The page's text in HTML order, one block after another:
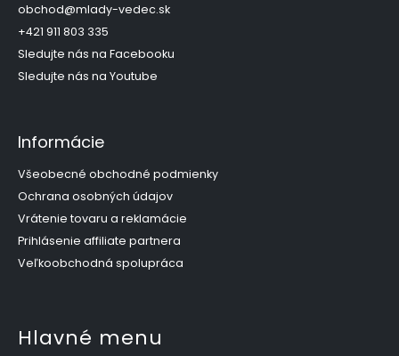
obchod@mlady-vedec.sk
+421 911 803 335
Sledujte nás na Facebooku
Sledujte nás na Youtube
Informácie
Všeobecné obchodné podmienky
Ochrana osobných údajov
Vrátenie tovaru a reklamácie
Prihlásenie affiliate partnera
Veľkoobchodná spolupráca
Hlavné menu